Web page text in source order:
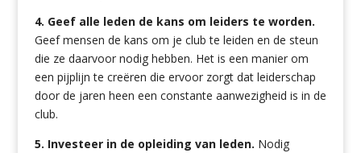
4. Geef alle leden de kans om leiders te worden.
Geef mensen de kans om je club te leiden en de steun
die ze daarvoor nodig hebben. Het is een manier om
een pijplijn te creëren die ervoor zorgt dat leiderschap
door de jaren heen een constante aanwezigheid is in de
club.
5. Investeer in de opleiding van leden. Nodig